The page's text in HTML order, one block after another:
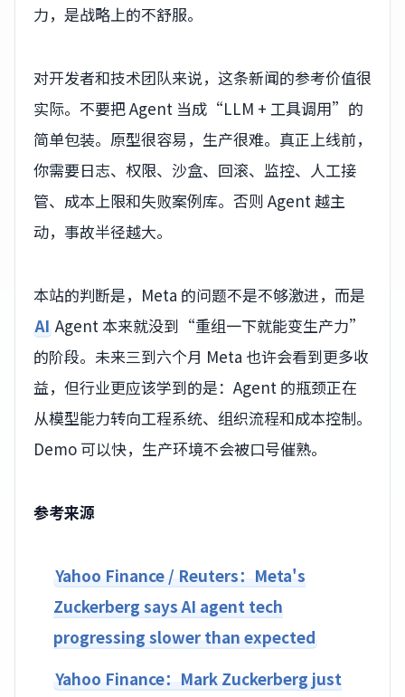
力，是战略上的不舒服。
对开发者和技术团队来说，这条新闻的参考价值很
实际。不要把 Agent 当成“LLM + 工具调用”的
简单包装。原型很容易，生产很难。真正上线前，
你需要日志、权限、沙盒、回滚、监控、人工接
管、成本上限和失败案例库。否则 Agent 越主
动，事故半径越大。
本站的判断是，Meta 的问题不是不够激进，而是
AI Agent 本来就没到“重组一下就能变生产力”
的阶段。未来三到六个月 Meta 也许会看到更多收
益，但行业更应该学到的是：Agent 的瓶颈正在
从模型能力转向工程系统、组织流程和成本控制。
Demo 可以快，生产环境不会被口号催熟。
参考来源
Yahoo Finance / Reuters：Meta's
Zuckerberg says AI agent tech
progressing slower than expected
Yahoo Finance：Mark Zuckerberg just